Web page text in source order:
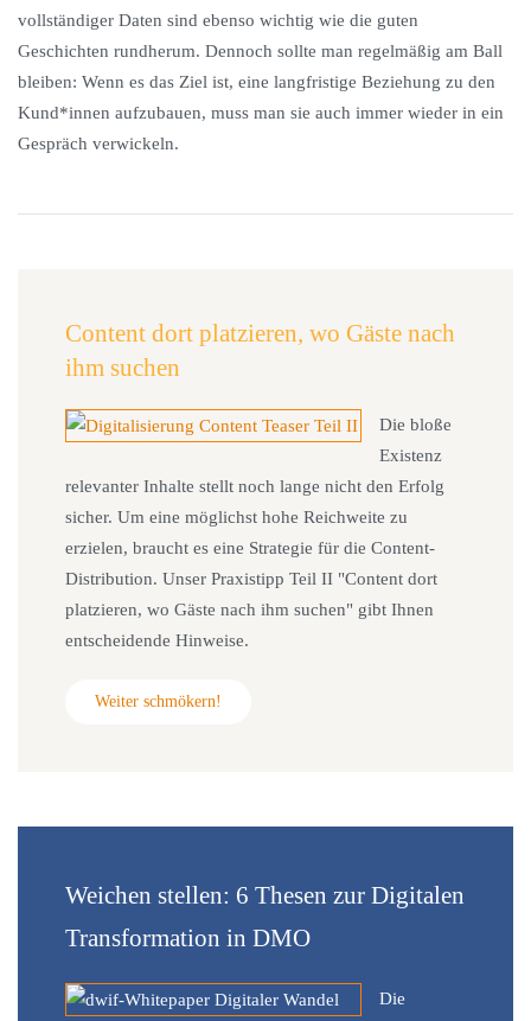
vollständiger Daten sind ebenso wichtig wie die guten
Geschichten rundherum. Dennoch sollte man regelmäßig am Ball
bleiben: Wenn es das Ziel ist, eine langfristige Beziehung zu den
Kund*innen aufzubauen, muss man sie auch immer wieder in ein
Gespräch verwickeln.
Content dort platzieren, wo Gäste nach
ihm suchen
Die bloße
Existenz
relevanter Inhalte stellt noch lange nicht den Erfolg
sicher. Um eine möglichst hohe Reichweite zu
erzielen, braucht es eine Strategie für die Content-
Distribution. Unser Praxistipp Teil II "Content dort
platzieren, wo Gäste nach ihm suchen" gibt Ihnen
entscheidende Hinweise.
Weiter schmökern!
Weichen stellen: 6 Thesen zur Digitalen
Transformation in DMO
Die